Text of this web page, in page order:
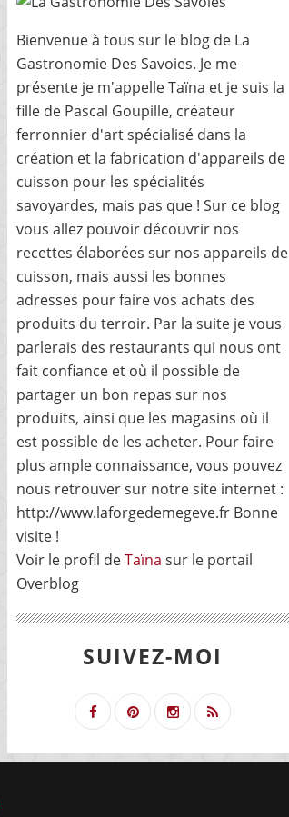
Bienvenue à tous sur le blog de La
Gastronomie Des Savoies. Je me
présente je m'appelle Taïna et je suis la
fille de Pascal Goupille, créateur
ferronnier d'art spécialisé dans la
création et la fabrication d'appareils de
cuisson pour les spécialités
savoyardes, mais pas que ! Sur ce blog
vous allez pouvoir découvrir nos
recettes élaborées sur nos appareils de
cuisson, mais aussi les bonnes
adresses pour faire vos achats des
produits du terroir. Par la suite je vous
parlerais des restaurants qui nous ont
fait confiance et où il possible de
partager un bon repas sur nos
produits, ainsi que les magasins où il
est possible de les acheter. Pour faire
plus ample connaissance, vous pouvez
nous retrouver sur notre site internet :
http://www.laforgedemegeve.fr Bonne
visite !
Voir le profil deTaïna sur le portail
Overblog
SUIVEZ-MOI